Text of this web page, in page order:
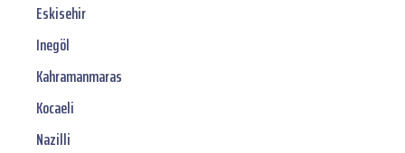
Eskisehir
Inegöl
Kahramanmaras
Kocaeli
Nazilli